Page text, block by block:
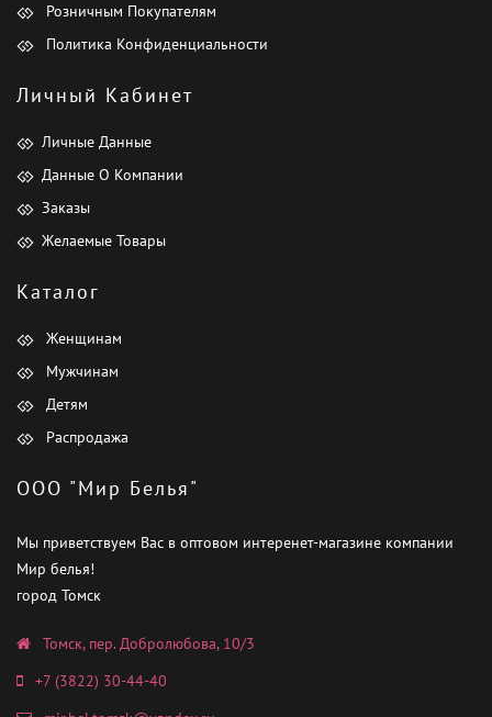
Розничным Покупателям
Политика Конфиденциальности
Личный Кабинет
Личные Данные
Данные О Компании
Заказы
Желаемые Товары
Каталог
Женщинам
Мужчинам
Детям
Распродажа
ООО "Мир Белья"
Мы приветствуем Вас в оптовом интеренет-магазине компании
Мир белья!
город Томск
Томск, пер. Добролюбова, 10/3
+7 (3822) 30-44-40